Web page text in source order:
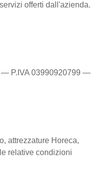
offerti dall'azienda.
— P.IVA 03990920799 —
attrezzature Horeca,
relative condizioni